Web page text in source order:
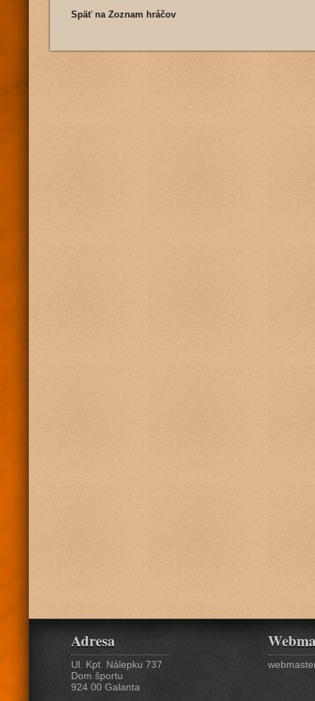
Späť na Zoznam hráčov
Adresa
Ul. Kpt. Nálepku 737
Dom športu
924 00 Galanta